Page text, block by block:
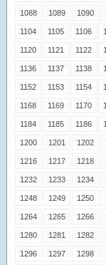
1088 1089 1090
1104 1105 1106
1120 1121 1122
1136 1137 1138
1152 1153 1154
1168 1169 1170
1184 1185 1186
1200 1201 1202
1216 1217 1218
1232 1233 1234
1248 1249 1250
1264 1265 1266
1280 1281 1282
1296 1297 1298